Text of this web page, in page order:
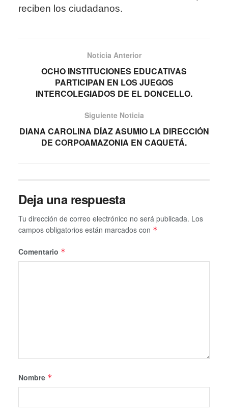
reciben los ciudadanos.
Noticia Anterior
OCHO INSTITUCIONES EDUCATIVAS
PARTICIPAN EN LOS JUEGOS
INTERCOLEGIADOS DE EL DONCELLO.
Siguiente Noticia
DIANA CAROLINA DÍAZ ASUMIO LA DIRECCIÓN
DE CORPOAMAZONIA EN CAQUETÁ.
Deja una respuesta
Tu dirección de correo electrónico no será publicada. Los
campos obligatorios están marcados con *
Comentario *
Nombre *